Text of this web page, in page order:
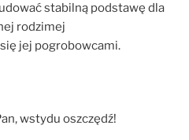
stabilną podstawę dla
rodzimej
jej pogrobowcami.
wstydu oszczędź!